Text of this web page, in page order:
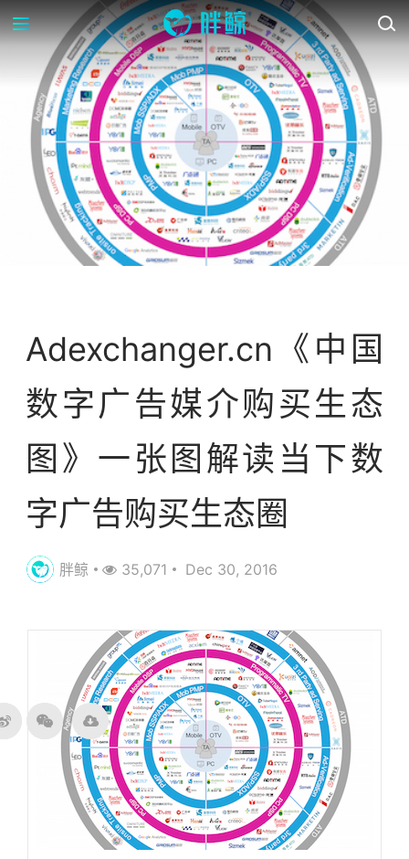
Adexchanger.cn《中国
数字广告媒介购买生态
图》一张图解读当下数
字广告购买生态圈
胖鲸 35,071 Dec 30, 2016